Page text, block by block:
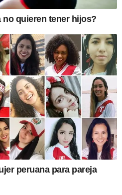
quieren tener hijos?
peruana para pareja